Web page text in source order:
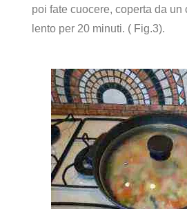
poi fate cuocere, coperta da un
lento per 20 minuti. ( Fig.3).